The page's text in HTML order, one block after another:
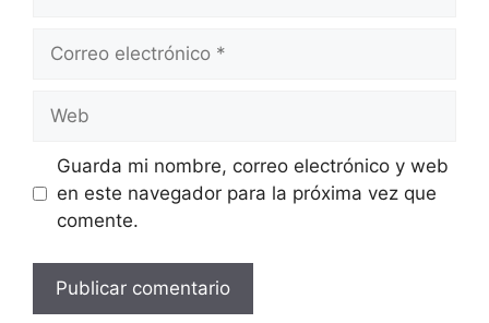
Correo
Web
Guarda mi nombre, correo electrónico y web
en este navegador para la próxima vez que
comente.